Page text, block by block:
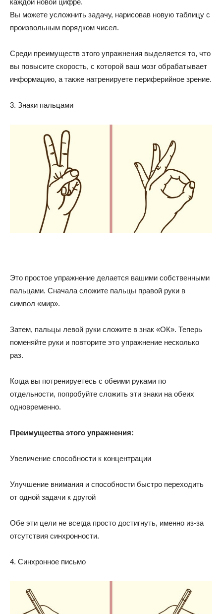
каждой новой цифре.
Вы можете усложнить задачу, нарисовав новую таблицу с
произвольным порядком чисел.
Среди преимуществ этого упражнения выделяется то, что
вы повысите скорость, с которой ваш мозг обрабатывает
информацию, а также натренируете периферийное зрение.
3. Знаки пальцами
Это простое упражнение делается вашими собственными
пальцами. Сначала сложите пальцы правой руки в
символ «мир».
Затем, пальцы левой руки сложите в знак «ОК». Теперь
поменяйте руки и повторите это упражнение несколько
раз.
Когда вы потренируетесь с обеими руками по
отдельности, попробуйте сложить эти знаки на обеих
одновременно.
Преимущества этого упражнения:
Увеличение способности к концентрации
Улучшение внимания и способности быстро переходить
от одной задачи к другой
Обе эти цели не всегда просто достигнуть, именно из-за
отсутствия синхронности.
4. Синхронное письмо